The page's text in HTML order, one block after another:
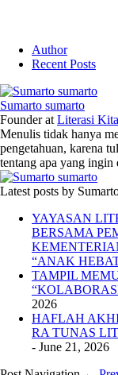
Author
Recent Posts
Sumarto sumarto
Founderat Literasi
Menulis tidak hanya
pengetahuan, karena
tentang apa yang ingin
Latest posts by
YAYASAN
BERSAMA
“ANAK
TAMPIL
2026
HAFLAH
RA TUNAS
- June 21, 2026